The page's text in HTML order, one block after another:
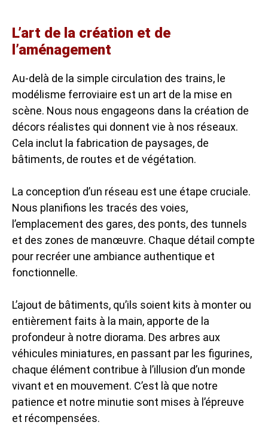
L’art de la création et de
l’aménagement
Au-delà de la simple circulation des trains, le
modélisme ferroviaire est un art de la mise en
scène. Nous nous engageons dans la création de
décors réalistes qui donnent vie à nos réseaux.
Cela inclut la fabrication de paysages, de
bâtiments, de routes et de végétation.
La conception d’un réseau est une étape cruciale.
Nous planifions les tracés des voies,
l’emplacement des gares, des ponts, des tunnels
et des zones de manœuvre. Chaque détail compte
pour recréer une ambiance authentique et
fonctionnelle.
L’ajout de bâtiments, qu’ils soient kits à monter ou
entièrement faits à la main, apporte de la
profondeur à notre diorama. Des arbres aux
véhicules miniatures, en passant par les figurines,
chaque élément contribue à l’illusion d’un monde
vivant et en mouvement. C’est là que notre
patience et notre minutie sont mises à l’épreuve
et récompensées.